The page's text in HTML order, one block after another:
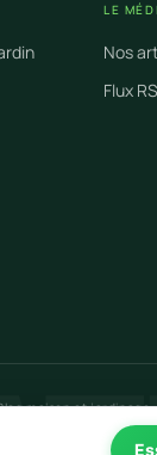
LE
Nos
Flux
maison et jardinage